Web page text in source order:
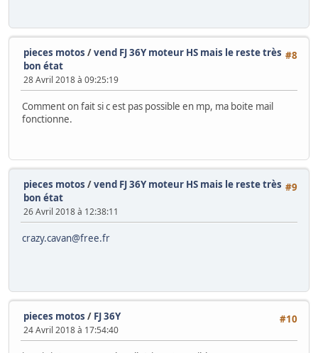
#8
pieces motos /vend FJ 36Y moteur HS mais le reste très
bon état
28 Avril 2018 à 09:25:19
Comment on fait si c est pas possible en mp, ma boite mail
fonctionne.
#9
pieces motos /vend FJ 36Y moteur HS mais le reste très
bon état
26 Avril 2018 à 12:38:11
crazy.cavan@free.fr
#10
pieces motos / FJ 36Y
24 Avril 2018 à 17:54:40